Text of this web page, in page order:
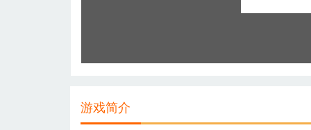
游戏简介